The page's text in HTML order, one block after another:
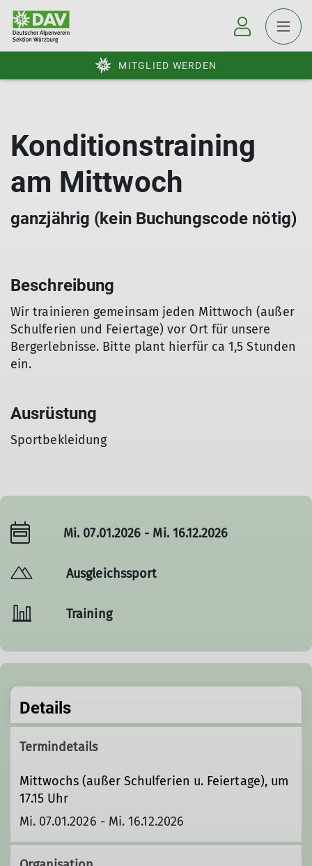
MITGLIED WERDEN
Konditionstraining
am Mittwoch
ganzjährig (kein Buchungscode nötig)
Beschreibung
Wir trainieren gemeinsam jeden Mittwoch (außer
Schulferien und Feiertage) vor Ort für unsere
Bergerlebnisse. Bitte plant hierfür ca 1,5 Stunden
ein.
Ausrüstung
Sportbekleidung
Mi. 07.01.2026 - Mi. 16.12.2026
Ausgleichssport
Training
Details
Termindetails
Mittwochs (außer Schulferien u. Feiertage), um
17.15 Uhr
Mi. 07.01.2026 - Mi. 16.12.2026